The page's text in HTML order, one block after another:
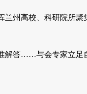
州高校、科研院所
解答……与会专家立足